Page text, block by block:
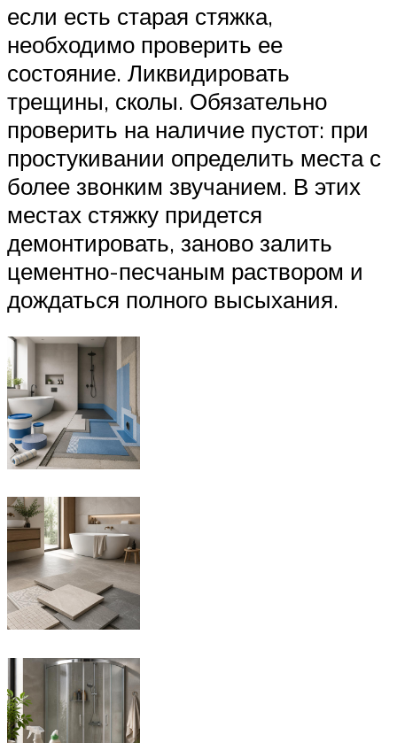
если есть старая стяжка,
необходимо проверить ее
состояние. Ликвидировать
трещины, сколы. Обязательно
проверить на наличие пустот: при
простукивании определить места с
более звонким звучанием. В этих
местах стяжку придется
демонтировать, заново залить
цементно-песчаным раствором и
дождаться полного высыхания.